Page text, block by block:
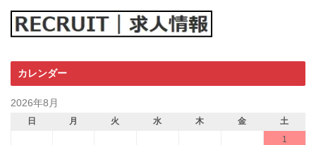
カレンダー
2026年8月
日 月 火 水 木 金
土
1